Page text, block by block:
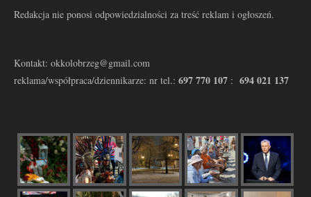
Redakcja nie ponosi odpowiedzialności za treść reklam i ogłoszeń.
Kontakt: okkolobrzeg@gmail.com
reklama/współpraca/dziennikarze: nr tel.: 697 770 107 : 694 021 137